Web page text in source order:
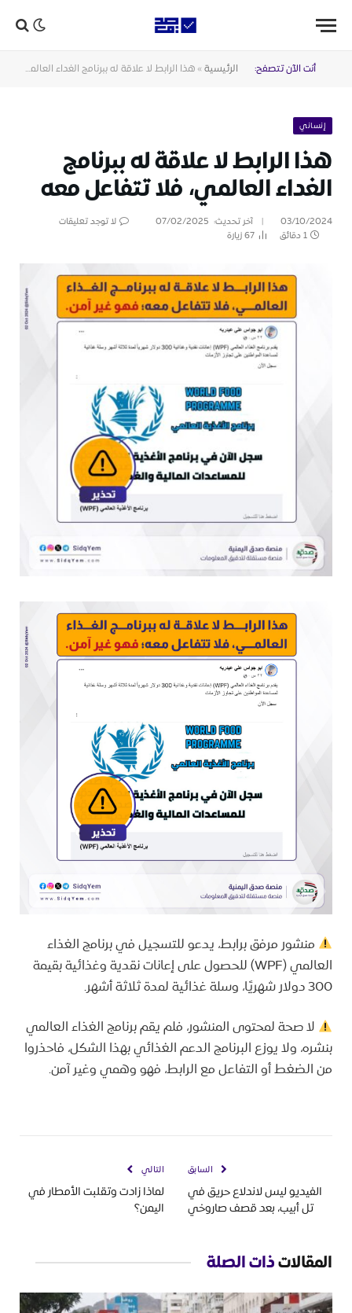
أنت الآن تتصفح: الرئيسية » هذا الرابط لا علاقة له ببرنامج الغداء العالمي، فلا تتفاعل معه
إنساني
هذا الرابط لا علاقة له ببرنامج
الغداء العالمي، فلا تتفاعل معه
03/10/2024 آخر تحديث: 07/02/2025
لا توجد تعليقات
1 دقائق
67زيارة
منشور مرفق برابط، يدعو للتسجيل في برنامج الغذاء
العالمي (WPF) للحصول على إعانات نقدية وغذائية بقيمة
300 دولار شهريًا، وسلة غذائية لمدة ثلاثة أشهر.
لا صحة لمحتوى المنشور، فلم يقم برنامج الغذاء العالمي
بنشره، ولا يوزع البرنامج الدعم الغذائي بهذا الشكل، فاحذروا
من الضغط أو التفاعل مع الرابط، فهو وهمي وغير آمن.
السابق
الفيديو ليس لاندلاع حريق في
تل أبيب، بعد قصف صاروخي
التالي
لماذا زادت وتقلبت الأمطار في
اليمن؟
المقالاتذات الصلة